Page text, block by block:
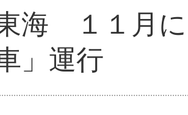
海 １１月
」運行